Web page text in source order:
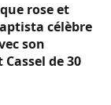
rose et
célèbre
son
de 30